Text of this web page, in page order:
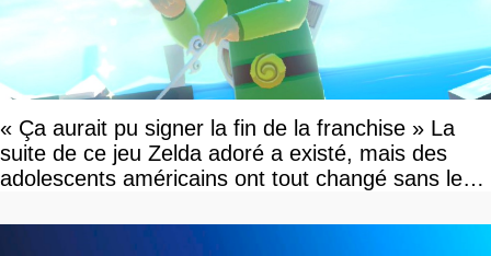
« Ça aurait pu signer la fin de la franchise » La
suite de ce jeu Zelda adoré a existé, mais des
adolescents américains ont tout changé sans le